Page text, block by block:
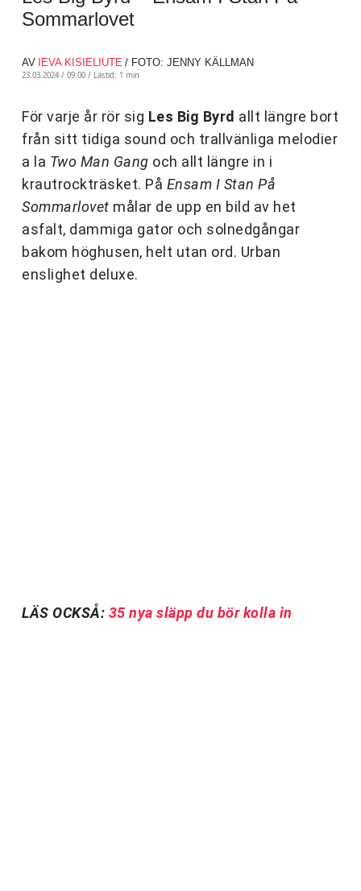
Sommarlovet
AV IEVA KISIELIUTE / FOTO: JENNY KÄLLMAN
23.03.2024 / 09:00 / Lästid: 1 min
För varje år rör sig Les Big Byrd allt längre bort
från sitt tidiga sound och trallvänliga melodier
a la Two Man Gang och allt längre in i
krautrockträsket. På Ensam I Stan På
Sommarlovet målar de upp en bild av het
asfalt, dammiga gator och solnedgångar
bakom höghusen, helt utan ord. Urban
enslighet deluxe.
LÄS OCKSÅ: 35 nya släpp du bör kolla in